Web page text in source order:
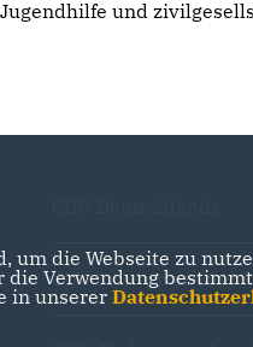
und
CDU Landesverband
um die Webseite zu
die Verwendung
in unserer